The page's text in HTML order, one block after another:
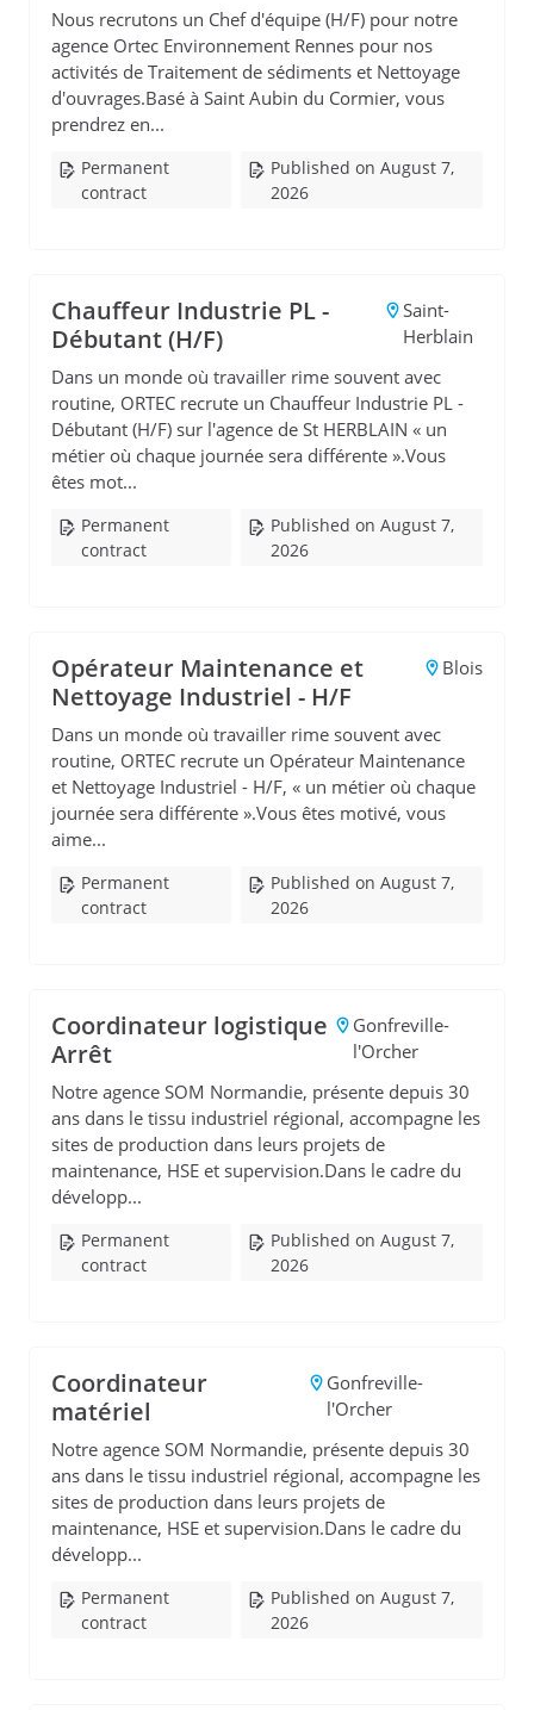
Nous recrutons un Chef d'équipe (H/F) pour notre
agence Ortec Environnement Rennes pour nos
activités de Traitement de sédiments et Nettoyage
d'ouvrages.Basé à Saint Aubin du Cormier, vous
prendrez en...
Permanent
contract
Published on August 7,
2026
Chauffeur Industrie PL -
Débutant (H/F)
Saint-
Herblain
Dans un monde où travailler rime souvent avec
routine, ORTEC recrute un Chauffeur Industrie PL -
Débutant (H/F) sur l'agence de St HERBLAIN « un
métier où chaque journée sera différente ».Vous
êtes mot...
Permanent
contract
Published on August 7,
2026
Opérateur Maintenance et
Nettoyage Industriel - H/F
Blois
Dans un monde où travailler rime souvent avec
routine, ORTEC recrute un Opérateur Maintenance
et Nettoyage Industriel - H/F, « un métier où chaque
journée sera différente ».Vous êtes motivé, vous
aime...
Permanent
contract
Published on August 7,
2026
Coordinateur logistique
Arrêt
Gonfreville-
l'Orcher
Notre agence SOM Normandie, présente depuis 30
ans dans le tissu industriel régional, accompagne les
sites de production dans leurs projets de
maintenance, HSE et supervision.Dans le cadre du
développ...
Permanent
contract
Published on August 7,
2026
Coordinateur
matériel
Gonfreville-
l'Orcher
Notre agence SOM Normandie, présente depuis 30
ans dans le tissu industriel régional, accompagne les
sites de production dans leurs projets de
maintenance, HSE et supervision.Dans le cadre du
développ...
Permanent
contract
Published on August 7,
2026